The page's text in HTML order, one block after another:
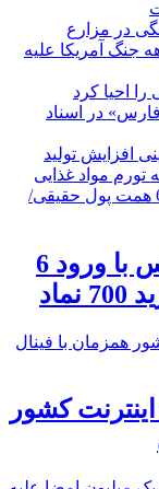
رشد 130 هزار واحدی بورس با ورود 6
کشور